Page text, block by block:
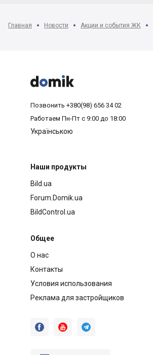
Главная Новости Акции и события ЖК



Позвонить +380(98) 656 34 02
Работаем Пн-Пт с 9:00 до 18:00
Українською
Наши продукты
Bild.ua
Forum.Domik.ua
BildControl.ua
Общее
О нас
Контакты
Условия использования
Реклама для застройщиков
  